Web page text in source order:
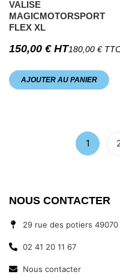
VALISE
MAGICMOTORSPORT
FLEX XL
150,00 €HT180,00 €
AJOUTER AU PANIER
1
NOUS CONTACTER
29 rue des potiers
02 41 20 11 67
Nous contacter